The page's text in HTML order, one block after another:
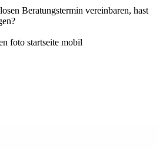
Beratungstermin vereinbaren, hast